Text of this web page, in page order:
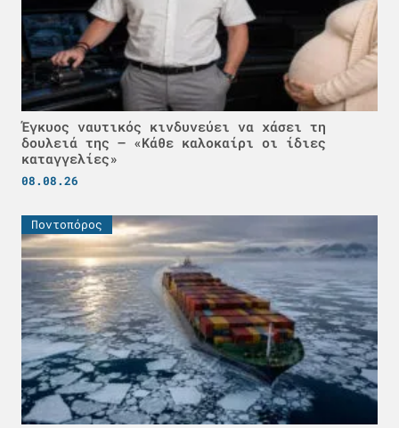
Έγκυος ναυτικός κινδυνεύει να χάσει τη
δουλειά της – «Κάθε καλοκαίρι οι ίδιες
καταγγελίες»
08.08.26
Ποντοπόρος